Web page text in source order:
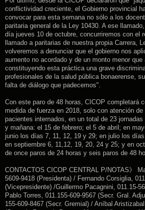
conflictividad creciente, el Gobierno provincial
convocar para esta semana no sólo a los
paritaria general de la Ley 10430. A ese
día jueves 10 de octubre, concurriremos con el
llamado a paritarias de nuestra propia Carrera,
volveremos a denunciar que el gobierno nos
aumento no acordado y de un monto menor que
constituyendo esta práctica una grave
profesionales de la salud pública bonaerense,
falta de diálogo que padecemos".
Con este paro de 48 horas, CICOP completará
medida de fuerza en 2018, solo con atención
pacientes internados, en un total de 23
y mañana: el 15 de febrero; el 5 de abril; en
junio los días 7, 11, 12, 19 y 29; en julio los
en septiembre 6, 11,12, 19, 20, 24 y 25; y en
de once paros de 24 horas y seis paros de 48
CONTACTOS CICOP CENTRAL P/NOTAS》
5609-9418 (Presidenta) / Fernando Corsiglia,
(Vicepresidente) /Guillermo Pacagnini, 011.15-
Pablo Torres, 011.155-609-9567 (Secr. Gral.
155-609-8467 (Secr. Gremial) / Aníbal